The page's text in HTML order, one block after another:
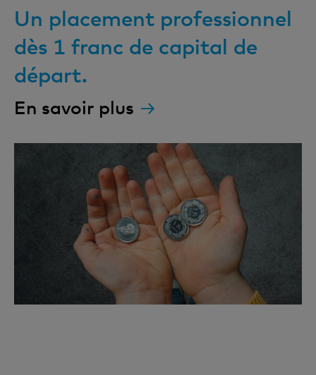
Un placement professionnel
dès 1 franc de capital de
départ.
En savoir plus